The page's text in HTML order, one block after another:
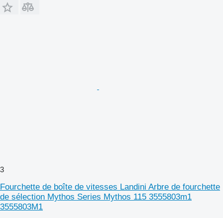
3
Fourchette de boîte de vitesses Landini Arbre de fourchette
de sélection Mythos Series Mythos 115 3555803m1
3555803M1